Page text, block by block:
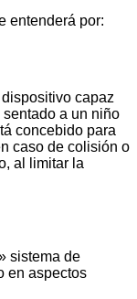
entenderá por:
capaz
a un niño
concebido para
caso de colisión o
al limitar la
sistema de
en aspectos